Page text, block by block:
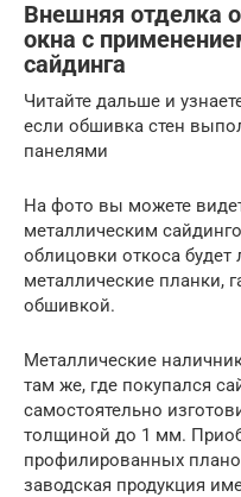
Внешняя отделка
окна с
сайдинга
Читайте дальше и
если обшивка стен
панелями
На фото вы можете
металлическим
облицовки откоса
металлические планки,
обшивкой.
Металлические
там же, где покупался
самостоятельно
толщиной до 1 мм.
профилированных
заводская продукция